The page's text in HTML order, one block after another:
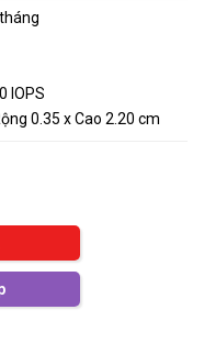
IOPS
0.35 x Cao 2.20 cm